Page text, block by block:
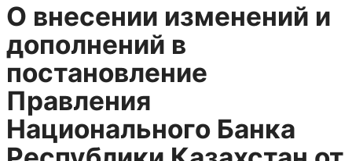
О внесении изменений и
дополнений в
постановление
Правления
Национального Банка